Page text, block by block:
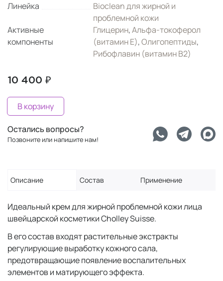
Линейка
Bioclean для жирной и
проблемной кожи
Активные
компоненты
Глицерин,Альфа-токоферол
(витамин Е),Олигопептиды,
Рибофлавин (витамин B2)
10 400 ₽
В корзину
Остались вопросы?
Позвоните или напишите нам!
Описание Состав Применение
Идеальный крем для жирной проблемной кожи лица
швейцарской косметики Cholley Suisse.
В его состав входят растительные экстракты
регулирующие выработку кожного сала,
предотвращающие появление воспалительных
элементов и матирующего эффекта.